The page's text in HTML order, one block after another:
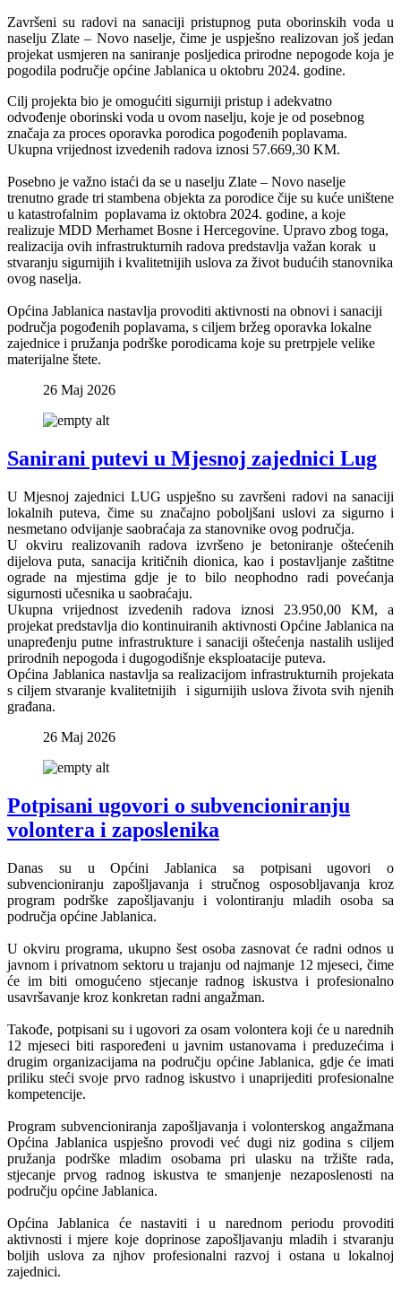
Završeni su radovi na sanaciji pristupnog puta oborinskih voda u
naselju Zlate – Novo naselje, čime je uspješno realizovan još jedan
projekat usmjeren na saniranje posljedica prirodne nepogode koja je
pogodila područje općine Jablanica u oktobru 2024. godine.
Cilj projekta bio je omogućiti sigurniji pristup i adekvatno
odvođenje oborinski voda u ovom naselju, koje je od posebnog
značaja za proces oporavka porodica pogođenih poplavama.
Ukupna vrijednost izvedenih radova iznosi 57.669,30 KM.
Posebno je važno istaći da se u naselju Zlate – Novo naselje
trenutno grade tri stambena objekta za porodice čije su kuće uništene
u katastrofalnim poplavama iz oktobra 2024. godine, a koje
realizuje MDD Merhamet Bosne i Hercegovine. Upravo zbog toga,
realizacija ovih infrastrukturnih radova predstavlja važan korak u
stvaranju sigurnijih i kvalitetnijih uslova za život budućih stanovnika
ovog naselja.
Općina Jablanica nastavlja provoditi aktivnosti na obnovi i sanaciji
područja pogođenih poplavama, s ciljem bržeg oporavka lokalne
zajednice i pružanja podrške porodicama koje su pretrpjele velike
materijalne štete.
26 Maj 2026
Sanirani putevi u Mjesnoj zajednici Lug
U Mjesnoj zajednici LUG uspješno su završeni radovi na sanaciji
lokalnih puteva, čime su značajno poboljšani uslovi za sigurno i
nesmetano odvijanje saobraćaja za stanovnike ovog područja.
U okviru realizovanih radova izvršeno je betoniranje oštećenih
dijelova puta, sanacija kritičnih dionica, kao i postavljanje zaštitne
ograde na mjestima gdje je to bilo neophodno radi povećanja
sigurnosti učesnika u saobraćaju.
Ukupna vrijednost izvedenih radova iznosi 23.950,00 KM, a
projekat predstavlja dio kontinuiranih aktivnosti Općine Jablanica na
unapređenju putne infrastrukture i sanaciji oštećenja nastalih uslijed
prirodnih nepogoda i dugogodišnje eksploatacije puteva.
Općina Jablanica nastavlja sa realizacijom infrastrukturnih projekata
s ciljem stvaranje kvalitetnijih i sigurnijih uslova života svih njenih
građana.
26 Maj 2026
Potpisani ugovori o subvencioniranju
volontera i zaposlenika
Danas su u Općini Jablanica sa potpisani ugovori o
subvencioniranju zapošljavanja i stručnog osposobljavanja kroz
program podrške zapošljavanju i volontiranju mladih osoba sa
područja općine Jablanica.
U okviru programa, ukupno šest osoba zasnovat će radni odnos u
javnom i privatnom sektoru u trajanju od najmanje 12 mjeseci, čime
će im biti omogućeno stjecanje radnog iskustva i profesionalno
usavršavanje kroz konkretan radni angažman.
Takođe, potpisani su i ugovori za osam volontera koji će u narednih
12 mjeseci biti raspoređeni u javnim ustanovama i preduzećima i
drugim organizacijama na području općine Jablanica, gdje će imati
priliku steći svoje prvo radnog iskustvo i unaprijediti profesionalne
kompetencije.
Program subvencioniranja zapošljavanja i volonterskog angažmana
Općina Jablanica uspješno provodi već dugi niz godina s ciljem
pružanja podrške mladim osobama pri ulasku na tržište rada,
stjecanje prvog radnog iskustva te smanjenje nezaposlenosti na
području općine Jablanica.
Općina Jablanica će nastaviti i u narednom periodu provoditi
aktivnosti i mjere koje doprinose zapošljavanju mladih i stvaranju
boljih uslova za njhov profesionalni razvoj i ostana u lokalnoj
zajednici.